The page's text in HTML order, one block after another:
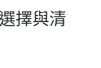
擇與清